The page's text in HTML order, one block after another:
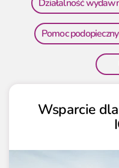
Działalność
Pomoc
Wsparcie